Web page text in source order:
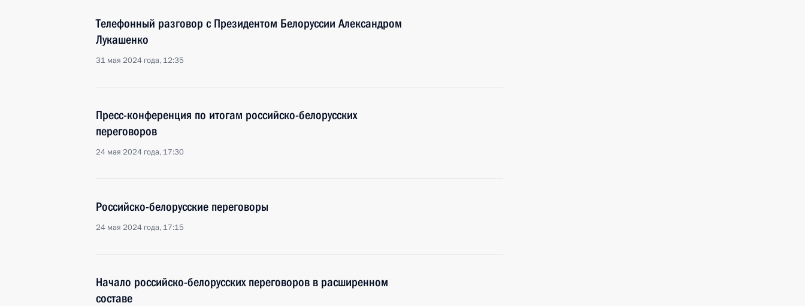
Телефонный разговор с Президентом Белоруссии Александром
Лукашенко
31 мая 2024 года, 12:35
Пресс-конференция по итогам российско-белорусских
переговоров
24 мая 2024 года, 17:30
Российско-белорусские переговоры
24 мая 2024 года, 17:15
Начало российско-белорусских переговоров в расширенном
составе